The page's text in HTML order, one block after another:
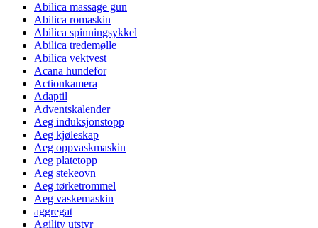
Abilica massage gun
Abilica romaskin
Abilica spinningsykkel
Abilica tredemølle
Abilica vektvest
Acana hundefor
Actionkamera
Adaptil
Adventskalender
Aeg induksjonstopp
Aeg kjøleskap
Aeg oppvaskmaskin
Aeg platetopp
Aeg stekeovn
Aeg tørketrommel
Aeg vaskemaskin
aggregat
Agility utstyr